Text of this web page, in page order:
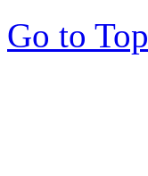
Go to Top